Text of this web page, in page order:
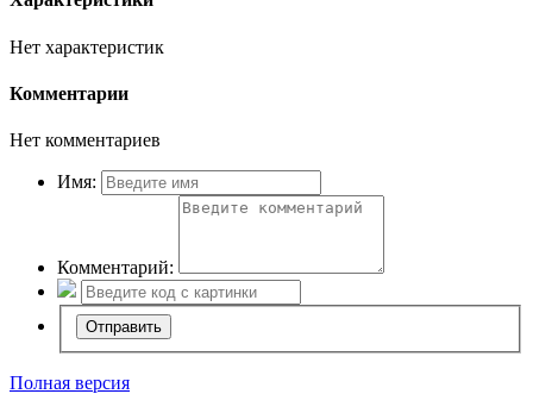
Нет характеристик
Комментарии
Нет комментариев
Имя:
Комментарий:
Полная версия